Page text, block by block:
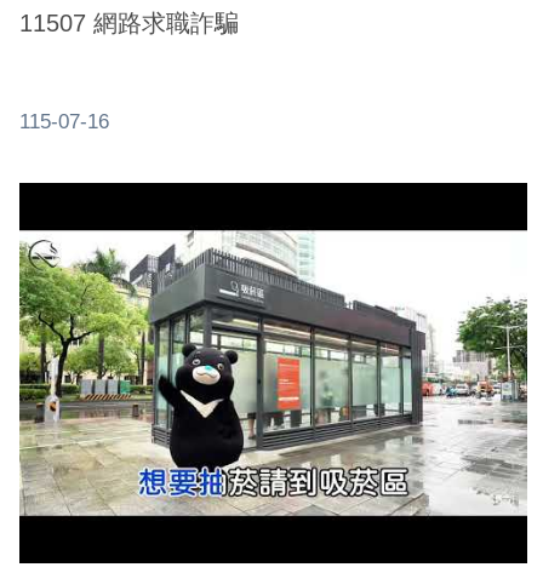
11507 網路求職詐騙
115-07-16